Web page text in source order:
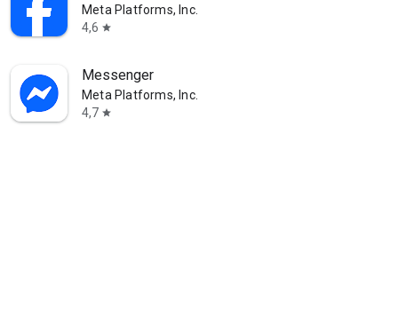
Meta Platforms, Inc.
4,6 star
Messenger
Meta Platforms, Inc.
4,7 star